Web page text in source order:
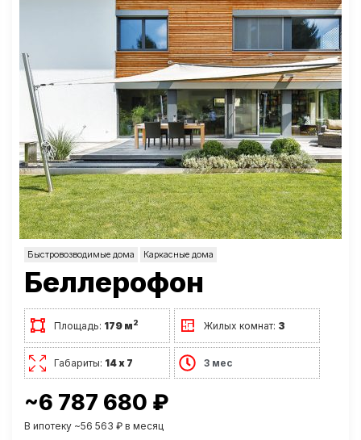
Быстровозводимые дома Каркасные дома
Беллерофон
Площадь: 179 м2 Жилых комнат: 3
Габариты: 14 х 7 3 мес
~6 787 680 ₽
В ипотеку ~56 563 ₽ в месяц